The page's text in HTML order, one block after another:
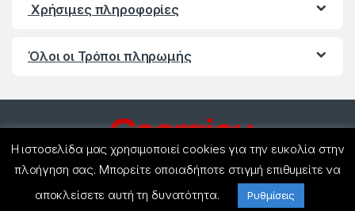
Χρήσιμες πληροφορίες
Όλοι οι Τρόποι πληρωμής
Έχετε ερωτήσεις ? Καλέστε
Η ιστοσελίδα μας χρησιμοποιεί cookies για την ευκολία στην
πλοήγηση σας. Μπορείτε οποιαδήποτε στιγμή επιθυμείτε να
αποκλείσετε αυτή τη δυνατότητα.
Ρυθμίσεις